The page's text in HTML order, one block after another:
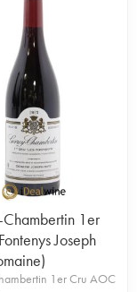
1er
Joseph
1er Cru AOC